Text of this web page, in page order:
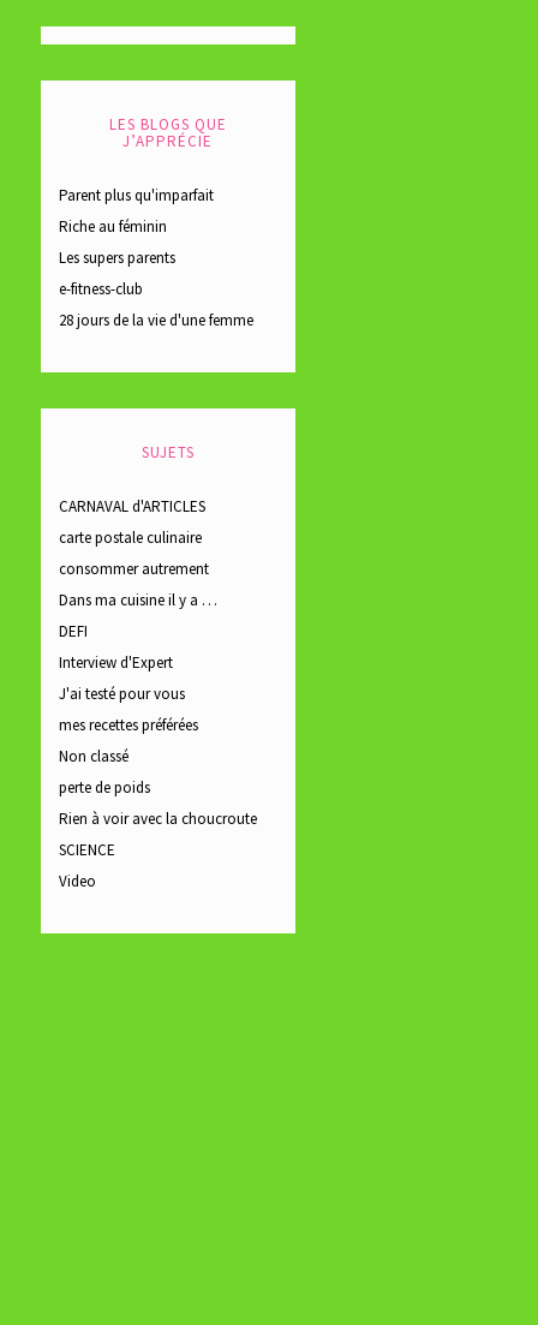
LES BLOGS QUE
J’APPRÉCIE
Parent plus qu'imparfait
Riche au féminin
Les supers parents
e-fitness-club
28 jours de la vie d'une femme
SUJETS
CARNAVAL d'ARTICLES
carte postale culinaire
consommer autrement
Dans ma cuisine il y a …
DEFI
Interview d'Expert
J'ai testé pour vous
mes recettes préférées
Non classé
perte de poids
Rien à voir avec la choucroute
SCIENCE
Video